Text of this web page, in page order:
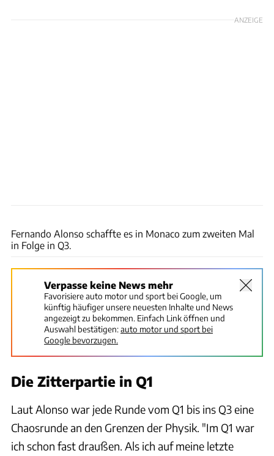
ANZEIGE
Fernando Alonso schaffte es in Monaco zum zweiten Mal
in Folge in Q3.
Verpasse keine News mehr
Favorisiere auto motor und sport bei Google, um
künftig häufiger unsere neuesten Inhalte und News
angezeigt zu bekommen. Einfach Link öffnen und
Auswahl bestätigen:auto motor und sport bei
Google bevorzugen.
Die Zitterpartie in Q1
Laut Alonso war jede Runde vom Q1 bis ins Q3 eine
Chaosrunde an den Grenzen der Physik. "Im Q1 war
ich schon fast draußen. Als ich auf meine letzte